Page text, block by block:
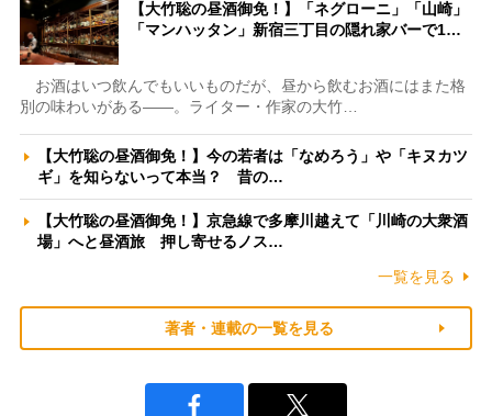
【大竹聡の昼酒御免！】「ネグローニ」「山崎」
「マンハッタン」新宿三丁目の隠れ家バーで1…
お酒はいつ飲んでもいいものだが、昼から飲むお酒にはまた格
別の味わいがある――。ライター・作家の大竹…
【大竹聡の昼酒御免！】今の若者は「なめろう」や「キヌカツ
ギ」を知らないって本当？ 昔の…
【大竹聡の昼酒御免！】京急線で多摩川越えて「川崎の大衆酒
場」へと昼酒旅 押し寄せるノス…
一覧を見る
著者・連載の一覧を見る